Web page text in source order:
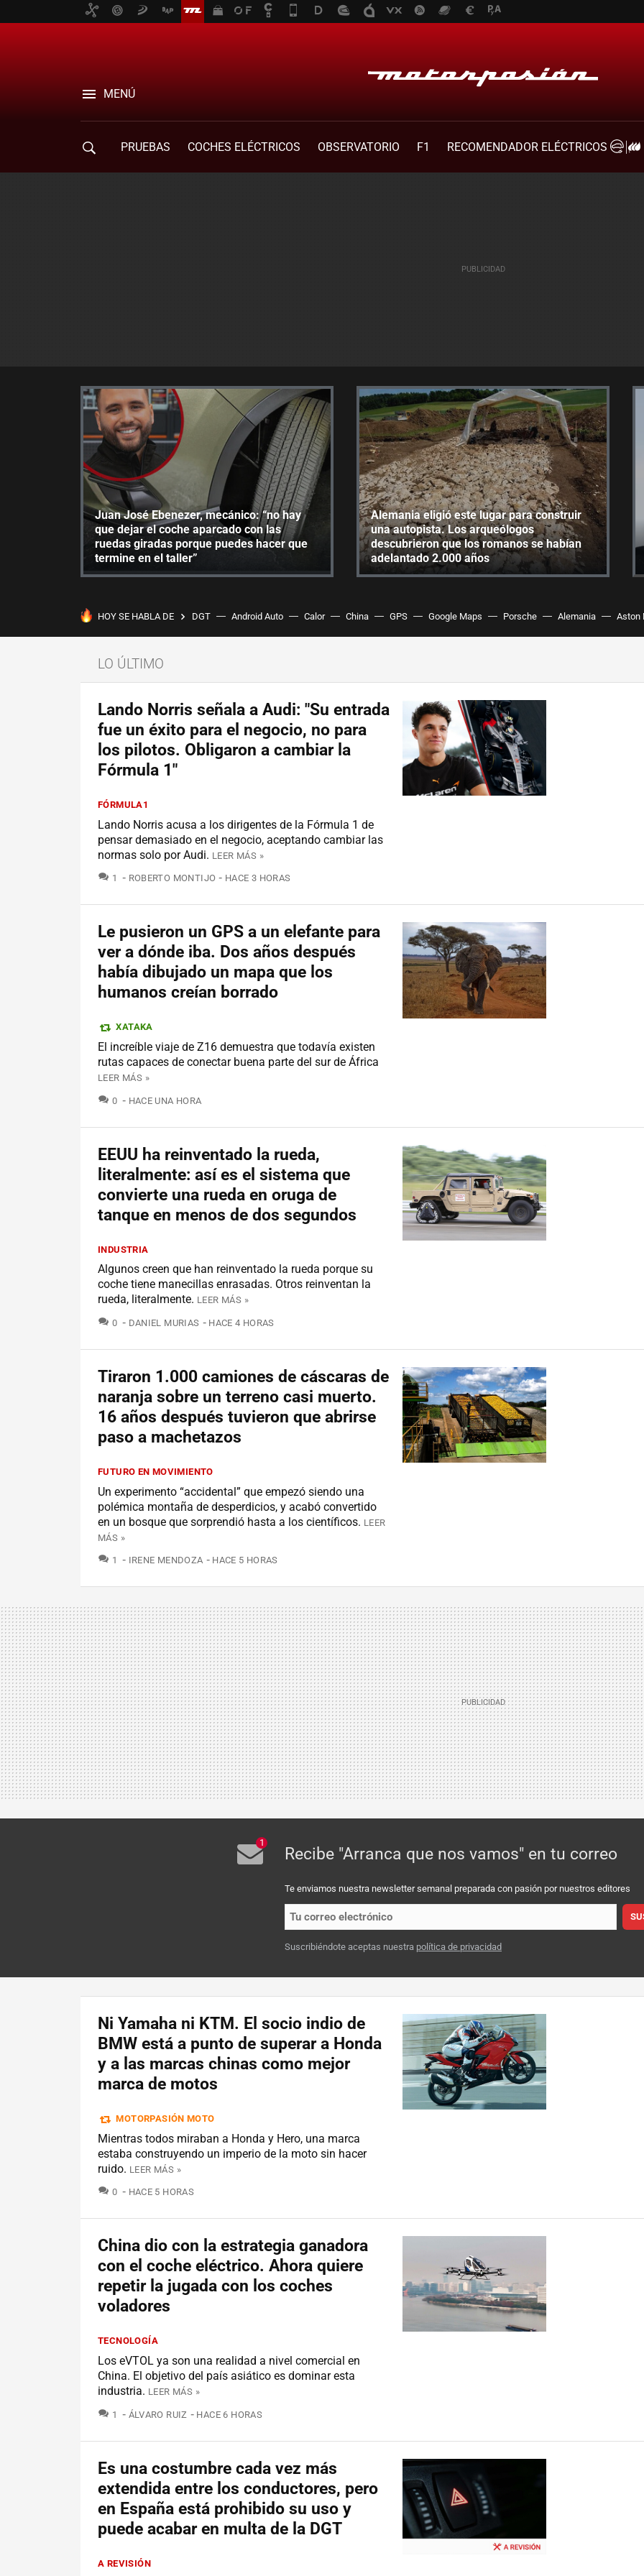
MENÚ
PRUEBAS COCHES ELÉCTRICOS OBSERVATORIO F1
RECOMENDADOR ELÉCTRICOS
Juan José Ebenezer, mecánico: “no hay
que dejar el coche aparcado con las
ruedas giradas porque puedes hacer que
termine en el taller”
Alemania eligió este lugar para construir
una autopista. Los arqueólogos
descubrieron que los romanos se habían
adelantado 2.000 años
HOY SE HABLA DE DGT Android Auto Calor China GPS Google Maps Porsche Alemania Aston
LO ÚLTIMO
Lando Norris señala a Audi: "Su entrada
fue un éxito para el negocio, no para
los pilotos. Obligaron a cambiar la
Fórmula 1"
FÓRMULA1
Lando Norris acusa a los dirigentes de la Fórmula 1 de
pensar demasiado en el negocio, aceptando cambiar las
normas solo por Audi. LEER MÁS »
1 COMENTARIOS
ROBERTO MONTIJO HACE 3 HORAS
Le pusieron un GPS a un elefante para
ver a dónde iba. Dos años después
había dibujado un mapa que los
humanos creían borrado
XATAKA
El increíble viaje de Z16 demuestra que todavía existen
rutas capaces de conectar buena parte del sur de África
LEER MÁS »
0 COMENTARIOS
HACE UNA HORA
EEUU ha reinventado la rueda,
literalmente: así es el sistema que
convierte una rueda en oruga de
tanque en menos de dos segundos
INDUSTRIA
Algunos creen que han reinventado la rueda porque su
coche tiene manecillas enrasadas. Otros reinventan la
rueda, literalmente. LEER MÁS »
0 COMENTARIOS
DANIEL MURIAS HACE 4 HORAS
Tiraron 1.000 camiones de cáscaras de
naranja sobre un terreno casi muerto.
16 años después tuvieron que abrirse
paso a machetazos
FUTURO EN MOVIMIENTO
Un experimento “accidental” que empezó siendo una
polémica montaña de desperdicios, y acabó convertido
en un bosque que sorprendió hasta a los científicos. LEER
MÁS »
1 COMENTARIOS
IRENE MENDOZA HACE 5 HORAS
1
Recibe "Arranca que nos vamos" en tu correo
Te enviamos nuestra newsletter semanal preparada con pasión por nuestros editores
Suscribiéndote aceptas nuestra política de privacidad
Ni Yamaha ni KTM. El socio indio de
BMW está a punto de superar a Honda
y a las marcas chinas como mejor
marca de motos
MOTORPASIÓN MOTO
Mientras todos miraban a Honda y Hero, una marca
estaba construyendo un imperio de la moto sin hacer
ruido. LEER MÁS »
0 COMENTARIOS
HACE 5 HORAS
China dio con la estrategia ganadora
con el coche eléctrico. Ahora quiere
repetir la jugada con los coches
voladores
TECNOLOGÍA
Los eVTOL ya son una realidad a nivel comercial en
China. El objetivo del país asiático es dominar esta
industria. LEER MÁS »
1 COMENTARIOS
ÁLVARO RUIZ HACE 6 HORAS
Es una costumbre cada vez más
extendida entre los conductores, pero
en España está prohibido su uso y
puede acabar en multa de la DGT
A REVISIÓN